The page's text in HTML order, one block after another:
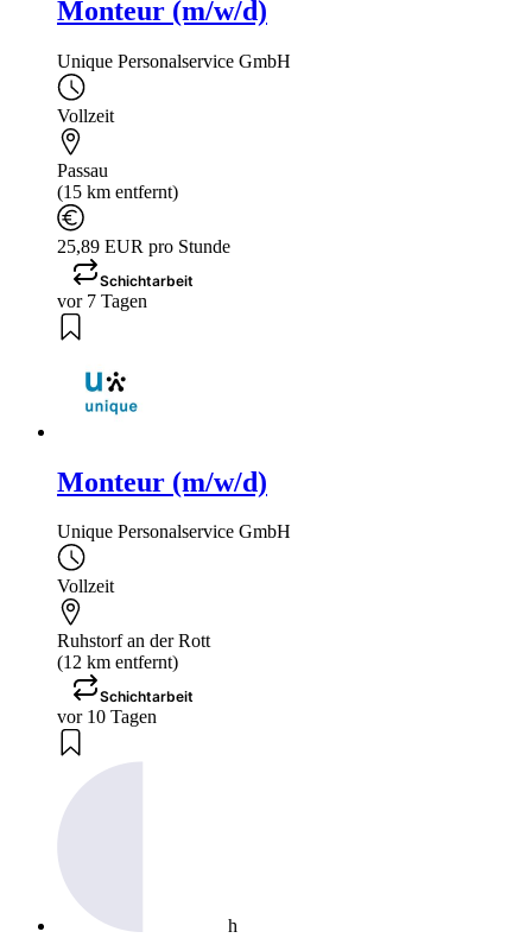
Monteur (m/w/d)
Unique Personalservice GmbH
Vollzeit
Passau
(15 km entfernt)
25,89 EUR pro Stunde
Schichtarbeit
vor 7 Tagen
Monteur (m/w/d)
Unique Personalservice GmbH
Vollzeit
Ruhstorf an der Rott
(12 km entfernt)
Schichtarbeit
vor 10 Tagen
h